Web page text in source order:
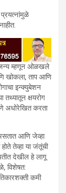
प्रयत्नांमुळे
म्हणून ओळखले
खोकला, ताप आणि
इन्क्युबेशन
तथ्यातून क्षयरोग
अधोरेखित करता
आणि जेव्हा
तेव्हा या जंतूंची
देखील हे लागू
विशेषत:
कमी